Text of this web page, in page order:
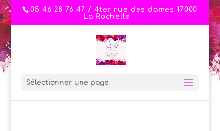
05 46 28 76 47 / 4ter rue des dames 17000
La Rochelle
Sélectionner une page